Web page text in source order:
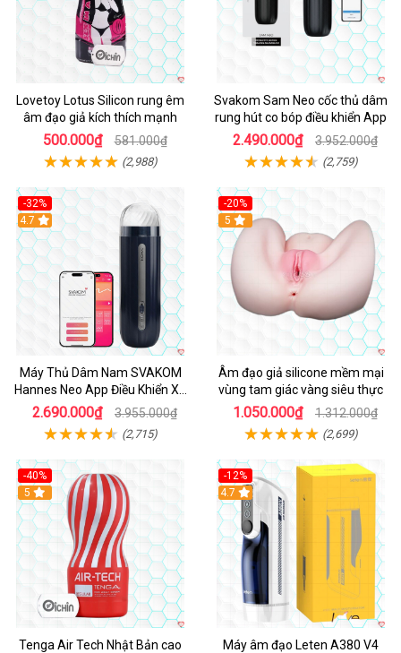
Lovetoy Lotus Silicon rung êm
âm đạo giả kích thích mạnh
500.000₫ 581.000₫
(2,988)
Svakom Sam Neo cốc thủ dâm
rung hút co bóp điều khiển App
2.490.000₫ 3.952.000₫
(2,759)
-32%
Hot
4.7
Máy Thủ Dâm Nam SVAKOM
Hannes Neo App Điều Khiển Xa
Cao Cấp
2.690.000₫ 3.955.000₫
(2,715)
-20%
Hot
5
Âm đạo giả silicone mềm mại
vùng tam giác vàng siêu thực
1.050.000₫ 1.312.000₫
(2,699)
-40%
Hot
5
Tenga Air Tech Nhật Bản cao
-12%
Hot
4.7
Máy âm đạo Leten A380 V4